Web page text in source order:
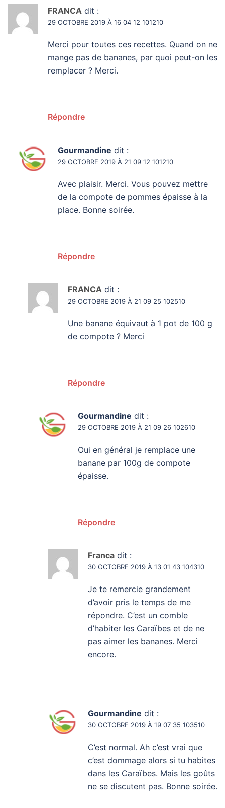
FRANCA dit :
29 OCTOBRE 2019 À 16 04 12 101210
Merci pour toutes ces recettes. Quand on ne
mange pas de bananes, par quoi peut-on les
remplacer ? Merci.
Répondre
Gourmandine dit :
29 OCTOBRE 2019 À 21 09 12 101210
Avec plaisir. Merci. Vous pouvez mettre
de la compote de pommes épaisse à la
place. Bonne soirée.
Répondre
FRANCA dit :
29 OCTOBRE 2019 À 21 09 25 102510
Une banane équivaut à 1 pot de 100 g
de compote ? Merci
Répondre
Gourmandine dit :
29 OCTOBRE 2019 À 21 09 26 102610
Oui en général je remplace une
banane par 100g de compote
épaisse.
Répondre
Franca dit :
30 OCTOBRE 2019 À 13 01 43 104310
Je te remercie grandement
d’avoir pris le temps de me
répondre. C’est un comble
d’habiter les Caraïbes et de ne
pas aimer les bananes. Merci
encore.
Gourmandine dit :
30 OCTOBRE 2019 À 19 07 35 103510
C’est normal. Ah c’est vrai que
c’est dommage alors si tu habites
dans les Caraïbes. Mais les goûts
ne se discutent pas. Bonne soirée.